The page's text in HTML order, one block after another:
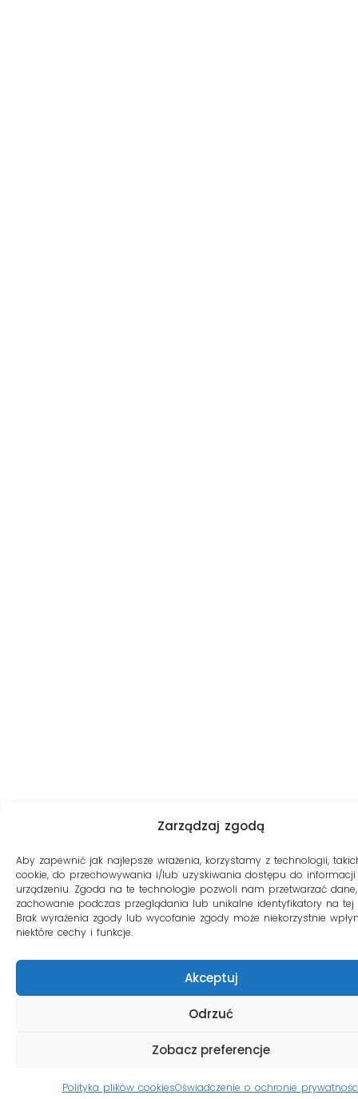
Zarządzaj zgodą
Aby zapewnić jak najlepsze wrażenia, korzystamy z technologii,
cookie, do przechowywania i/lub uzyskiwania dostępu do
urządzeniu. Zgoda na te technologie pozwoli nam przetwarzać
zachowanie podczas przeglądania lub unikalne identyfikatory na tej
Brak wyrażenia zgody lub wycofanie zgody może niekorzystnie
niektóre cechy i funkcje.
Akceptuj
Odrzuć
Zobacz preferencje
Polityka plików cookiesOświadczenie o ochronie